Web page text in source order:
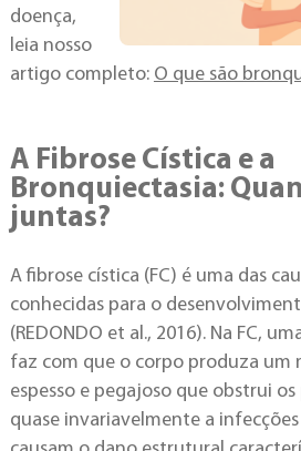
doença,
leia nosso
artigo completo: O que são
A Fibrose Cística e a
Bronquiectasia:
juntas?
A fibrose cística (FC) é uma das
conhecidas para o
(REDONDO et al., 2016). Na FC,
faz com que o corpo produza um
espesso e pegajoso que obstrui
quase invariavelmente a